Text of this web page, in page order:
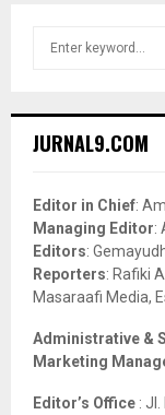
h
o
r
:
JURNAL9.COM
Editor in Chief:
Managing Editor:
Editors:
Reporters: Rafiki
Masaraafi Media,
Administrative &
Marketing
Editor’s Office :